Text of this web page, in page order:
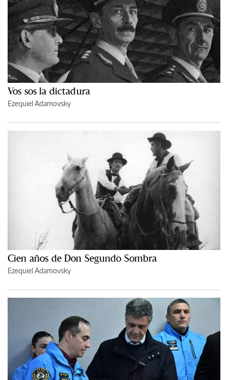
Vos sos la dictadura
Ezequiel Adamovsky
Cien años de Don Segundo Sombra
Ezequiel Adamovsky